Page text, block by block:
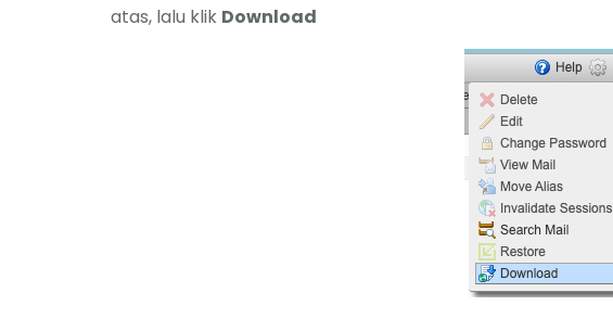
atas, lalu klik Download